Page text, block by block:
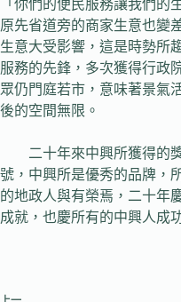
「你們的便民服務讓我們的
原先省道旁的商家生意也變
生意大受影響，這是時勢所
服務的先鋒，多次獲得行政
眾仍門庭若市，意味著景氣
後的空間無限。
二十年來中興所獲得的獎
號，中興所是優秀的品牌，
的地政人與有榮焉，二十年
成就，也慶所有的中興人成